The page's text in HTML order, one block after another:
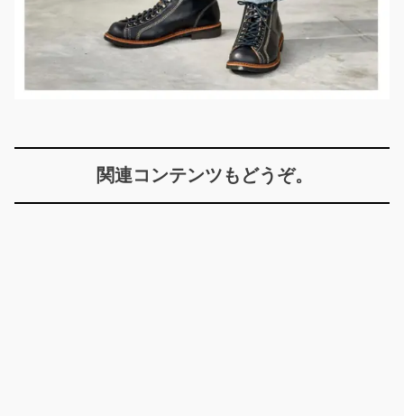
関連コンテンツもどうぞ。